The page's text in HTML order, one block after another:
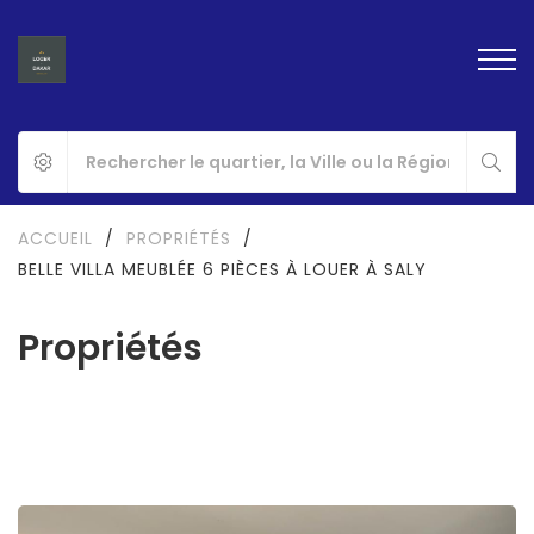
Propriétés
ACCUEIL / PROPRIÉTÉS
/
BELLE VILLA MEUBLÉE 6 PIÈCES À LOUER À SALY